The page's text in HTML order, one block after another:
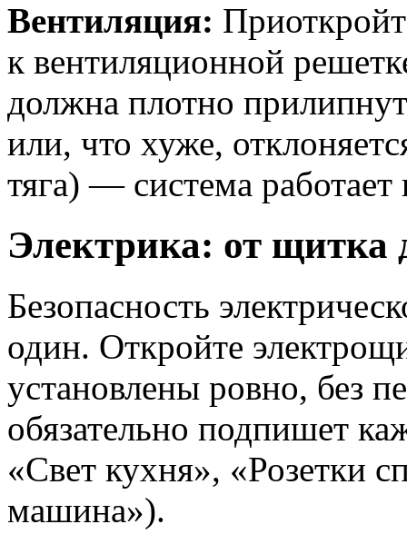
Вентиляция:
к вентиляционной
должна плотно
или, что хуже,
тяга) — система работает
Электрика: от щитка
Безопасность
один. Откройте
установлены ровно, без
обязательно подпишет
«Свет кухня», «Розетки
машина»).